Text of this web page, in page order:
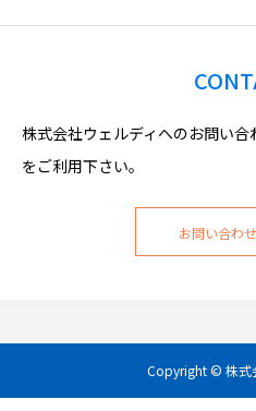
株式会社ウェルディへのお問い
をご利用下さい。
お問い合わ
Copyright © 株式